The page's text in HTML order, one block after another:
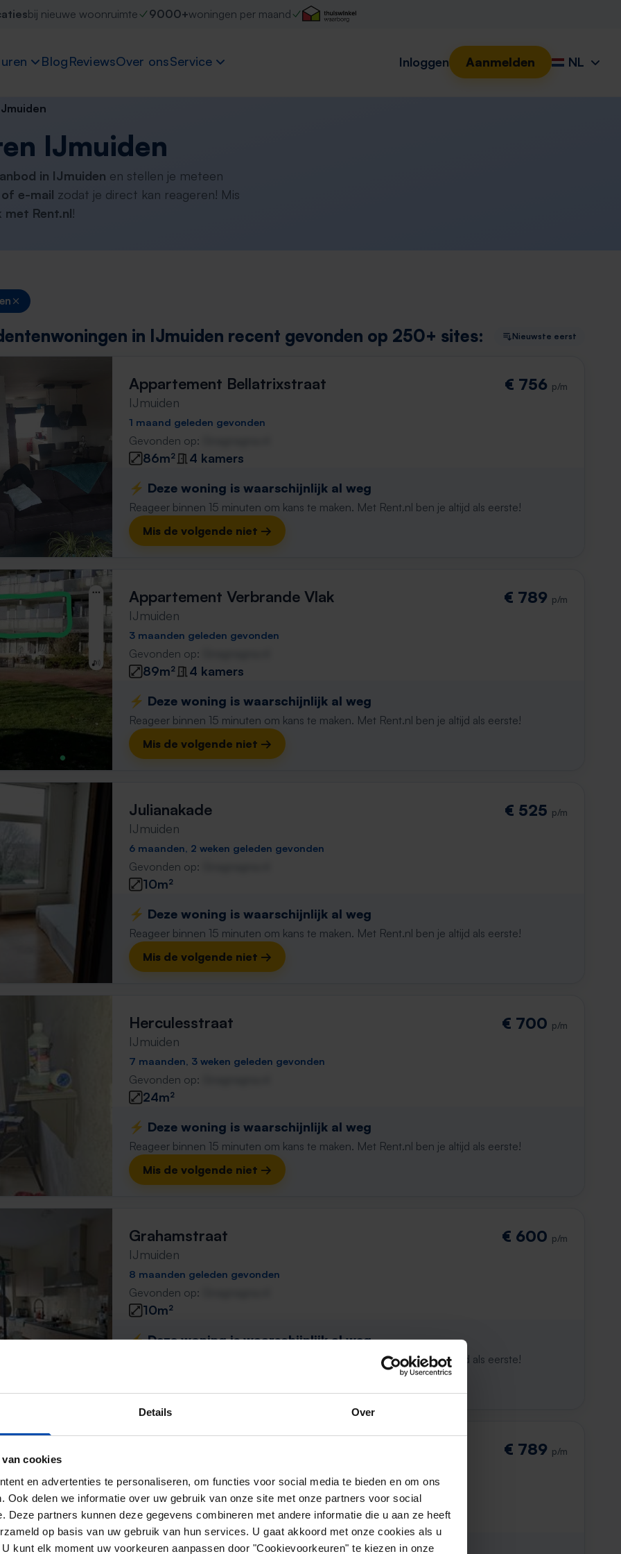
Details Over
cookies
en advertenties te personaliseren, om functies voor social media te bieden en om ons
Ook delen we informatie over uw gebruik van onze site met onze partners voor social
Deze partners kunnen deze gegevens combineren met andere informatie die u aan ze heeft
op basis van uw gebruik van hun services. U gaat akkoord met onze cookies als u
kunt elk moment uw voorkeuren aanpassen door "Cookievoorkeuren" te kiezen in onze
bij nieuwe woonruimte 9000+woningen per maand
BlogReviewsOver onsService Inloggen Aanmelden NL
IJmuiden
in IJmuiden en stellen je meteen
e-mail zodat je direct kan reageren! Mis
met Rent.nl!
in IJmuiden recent gevonden op 250+ sites: Nieuwste eerst
Appartement Bellatrixstraat
IJmuiden
€ 756 p/m
1 maand geleden gevonden
Gevonden op:
86m²
4 kamers
⚡️ Deze woning is waarschijnlijk al weg
Reageer binnen 15 minuten om kans te maken. Met Rent.nl ben je altijd als eerste!
Mis de volgende niet →
Appartement Verbrande Vlak
IJmuiden
€ 789 p/m
3 maanden geleden gevonden
Gevonden op:
89m²
4 kamers
⚡️ Deze woning is waarschijnlijk al weg
Reageer binnen 15 minuten om kans te maken. Met Rent.nl ben je altijd als eerste!
Mis de volgende niet →
Julianakade
IJmuiden
€ 525 p/m
6 maanden, 2 weken geleden gevonden
Gevonden op:
10m²
⚡️ Deze woning is waarschijnlijk al weg
Reageer binnen 15 minuten om kans te maken. Met Rent.nl ben je altijd als eerste!
Mis de volgende niet →
Herculesstraat
IJmuiden
€ 700 p/m
7 maanden, 3 weken geleden gevonden
Gevonden op:
24m²
⚡️ Deze woning is waarschijnlijk al weg
Reageer binnen 15 minuten om kans te maken. Met Rent.nl ben je altijd als eerste!
Mis de volgende niet →
Grahamstraat
IJmuiden
€ 600 p/m
8 maanden geleden gevonden
Gevonden op:
10m²
⚡️ Deze woning is waarschijnlijk al weg
Reageer binnen 15 minuten om kans te maken. Met Rent.nl ben je altijd als eerste!
€ 789 p/m
9 maanden geleden gevonden
Gevonden op:Gnagnagna.nl
89m²
4 kamers